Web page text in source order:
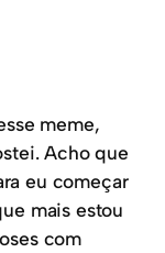
meme,
Acho que
eu começar
mais estou
com